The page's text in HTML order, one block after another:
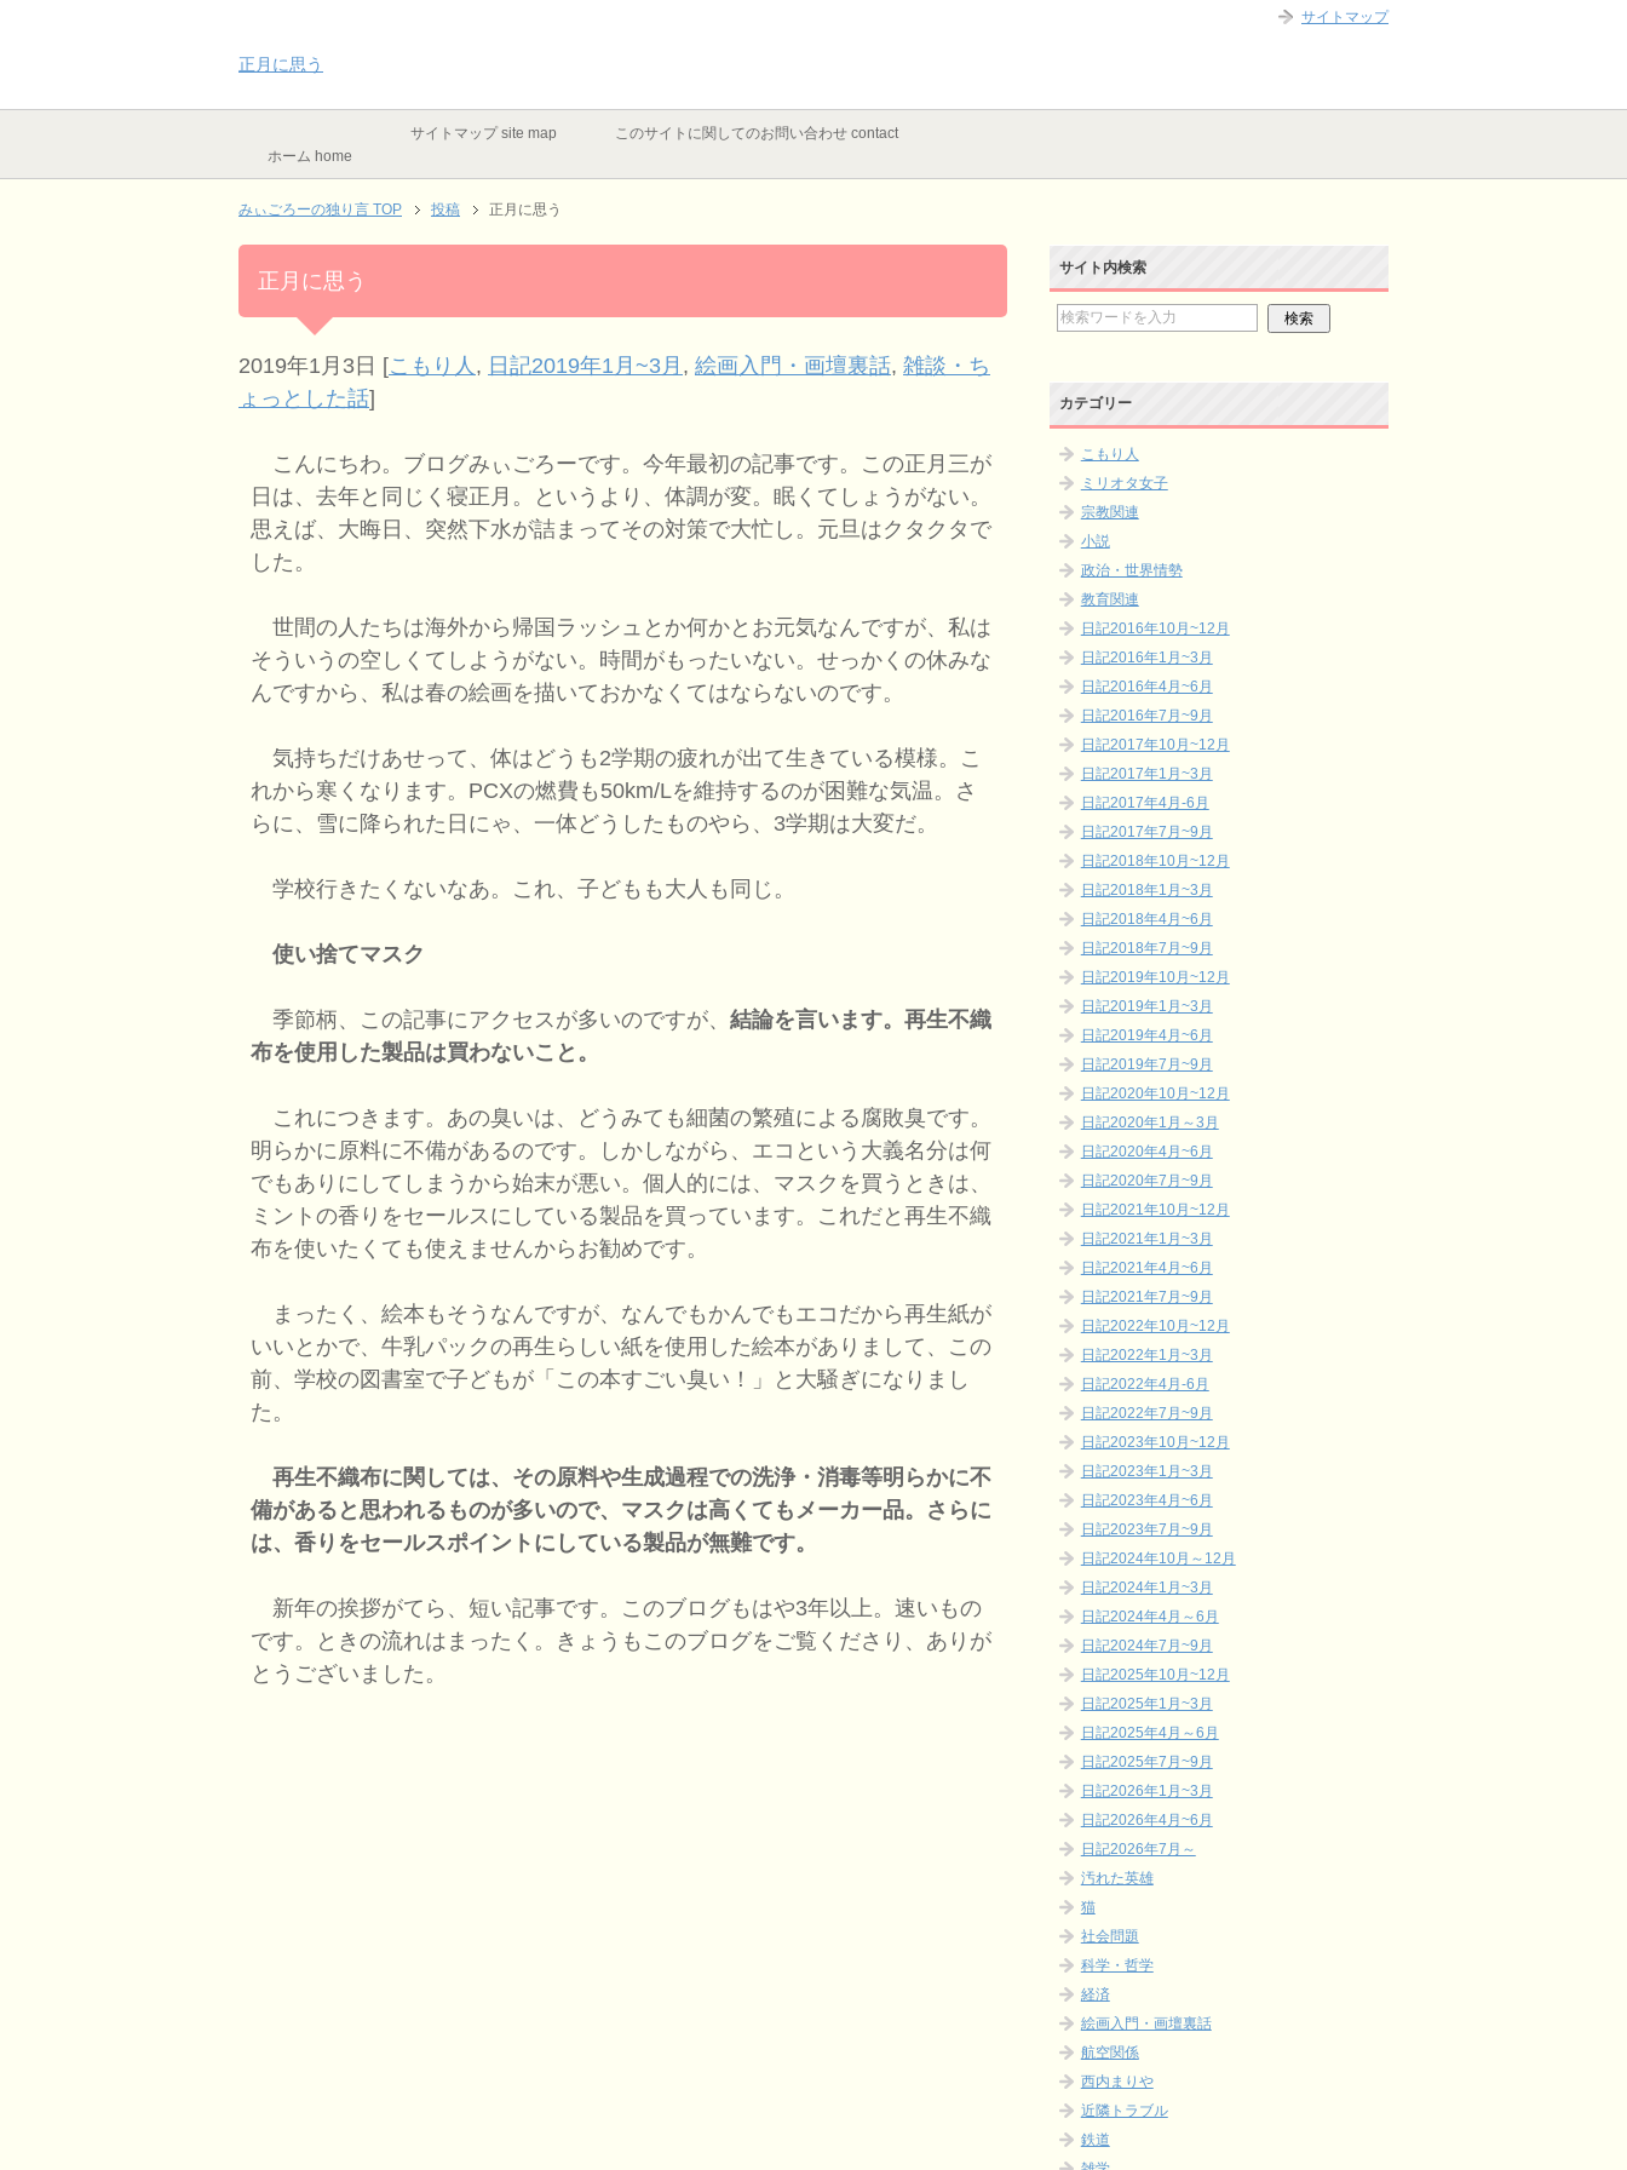
正月に思う
ホーム home
サイトマップ site map このサイトに関してのお問い合わせ contact
みぃごろーの独り言 TOP 投稿 正月に思う
正月に思う
2019年1月3日 [こもり人 , 日記2019年1月~3月 , 絵画入門・画壇裏話, 雑談・ち
ょっとした話]
こんにちわ。ブログみぃごろーです。今年最初の記事です。この正月三が
日は、去年と同じく寝正月。というより、体調が変。眠くてしょうがない。
思えば、大晦日、突然下水が詰まってその対策で大忙し。元旦はクタクタで
した。
世間の人たちは海外から帰国ラッシュとか何かとお元気なんですが、私は
そういうの空しくてしようがない。時間がもったいない。せっかくの休みな
んですから、私は春の絵画を描いておかなくてはならないのです。
気持ちだけあせって、体はどうも2学期の疲れが出て生きている模様。こ
れから寒くなります。PCXの燃費も50km/Lを維持するのが困難な気温。さ
らに、雪に降られた日にゃ、一体どうしたものやら、3学期は大変だ。
学校行きたくないなあ。これ、子どもも大人も同じ。
使い捨てマスク
季節柄、この記事にアクセスが多いのですが、 結論を言います。再生不織
布を使用した製品は買わないこと。
これにつきます。あの臭いは、どうみても細菌の繁殖による腐敗臭です。
明らかに原料に不備があるのです。しかしながら、エコという大義名分は何
でもありにしてしまうから始末が悪い。個人的には、マスクを買うときは、
ミントの香りをセールスにしている製品を買っています。これだと再生不織
布を使いたくても使えませんからお勧めです。
まったく、絵本もそうなんですが、なんでもかんでもエコだから再生紙が
いいとかで、牛乳パックの再生らしい紙を使用した絵本がありまして、この
前、学校の図書室で子どもが「この本すごい臭い！」と大騒ぎになりまし
た。
再生不織布に関しては、その原料や生成過程での洗浄・消毒等明らかに不
備があると思われるものが多いので、マスクは高くてもメーカー品。さらに
は、香りをセールスポイントにしている製品が無難です。
新年の挨拶がてら、短い記事です。このブログもはや3年以上。速いもの
です。ときの流れはまったく。きょうもこのブログをご覧くださり、ありが
とうございました。
サイト内検索
カテゴリー
こもり人
ミリオタ女子
宗教関連
小説
政治・世界情勢
教育関連
日記2016年10月~12月
日記2016年1月~3月
日記2016年4月~6月
日記2016年7月~9月
日記2017年10月~12月
日記2017年1月~3月
日記2017年4月-6月
日記2017年7月~9月
日記2018年10月~12月
日記2018年1月~3月
日記2018年4月~6月
日記2018年7月~9月
日記2019年10月~12月
日記2019年1月~3月
日記2019年4月~6月
日記2019年7月~9月
日記2020年10月~12月
日記2020年1月～3月
日記2020年4月~6月
日記2020年7月~9月
日記2021年10月~12月
日記2021年1月~3月
日記2021年4月~6月
日記2021年7月~9月
日記2022年10月~12月
日記2022年1月~3月
日記2022年4月-6月
日記2022年7月~9月
日記2023年10月~12月
日記2023年1月~3月
日記2023年4月~6月
日記2023年7月~9月
日記2024年10月～12月
日記2024年1月~3月
日記2024年4月～6月
日記2024年7月~9月
日記2025年10月~12月
日記2025年1月~3月
日記2025年4月～6月
日記2025年7月~9月
日記2026年1月~3月
日記2026年4月~6月
日記2026年7月～
汚れた英雄
猫
社会問題
科学・哲学
経済
絵画入門・画壇裏話
航空関係
西内まりや
近隣トラブル
鉄道
サイトマップ